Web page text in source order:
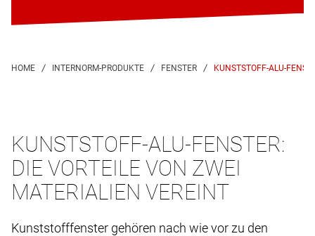
KUNSTSTOFF-ALU-
KUNSTSTOFF-ALU-FENSTER:
DIE VORTEILE VON ZWEI
MATERIALIEN VEREINT
Kunststofffenster gehören nach wie vor zu den